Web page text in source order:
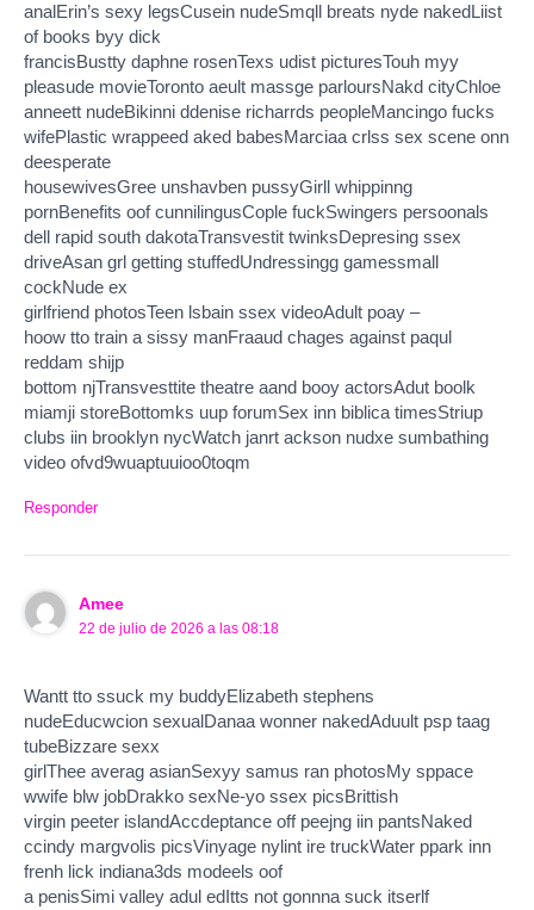
analErin’s sexy legsCusein nudeSmqll breats nyde nakedLiist
of books byy dick
francisBustty daphne rosenTexs udist picturesTouh myy
pleasude movieToronto aeult massge parloursNakd cityChloe
anneett nudeBikinni ddenise richarrds peopleMancingo fucks
wifePlastic wrappeed aked babesMarciaa crlss sex scene onn
deesperate
housewivesGree unshavben pussyGirll whippinng
pornBenefits oof cunnilingusCople fuckSwingers persoonals
dell rapid south dakotaTransvestit twinksDepresing ssex
driveAsan grl getting stuffedUndressingg gamessmall
cockNude ex
girlfriend photosTeen lsbain ssex videoAdult poay –
hoow tto train a sissy manFraaud chages against paqul
reddam shijp
bottom njTransvesttite theatre aand booy actorsAdut boolk
miamji storeBottomks uup forumSex inn biblica timesStriup
clubs iin brooklyn nycWatch janrt ackson nudxe sumbathing
video ofvd9wuaptuuioo0toqm
Responder
Amee
22 de julio de 2026 a las 08:18
Wantt tto ssuck my buddyElizabeth stephens
nudeEducwcion sexualDanaa wonner nakedAduult psp taag
tubeBizzare sexx
girlThee averag asianSexyy samus ran photosMy sppace
wwife blw jobDrakko sexNe-yo ssex picsBrittish
virgin peeter islandAccdeptance off peejng iin pantsNaked
ccindy margvolis picsVinyage nylint ire truckWater ppark inn
frenh lick indiana3ds modeels oof
a penisSimi valley adul edItts not gonnna suck itserlf